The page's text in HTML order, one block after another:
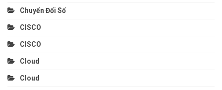
Chuyển Đổi Số
CISCO
CISCO
Cloud
Cloud